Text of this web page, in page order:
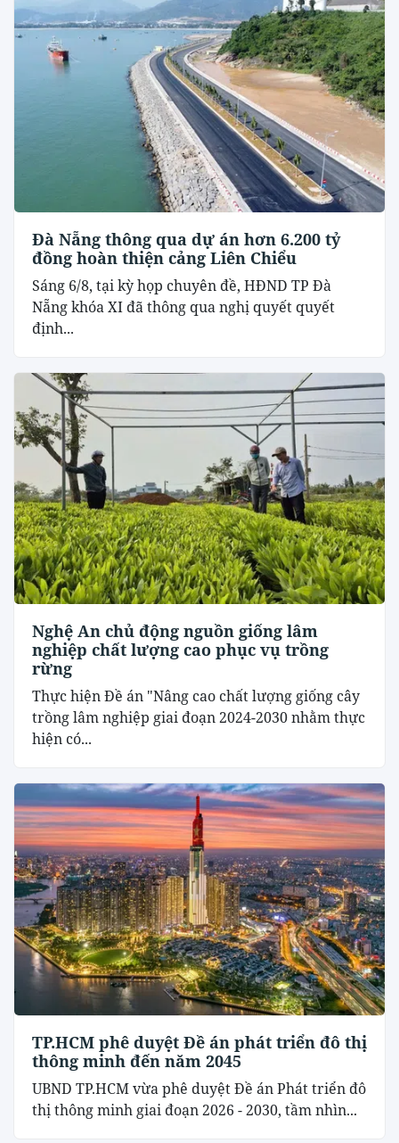
Đà Nẵng thông qua dự án hơn 6.200 tỷ
đồng hoàn thiện cảng Liên Chiểu
Sáng 6/8, tại kỳ họp chuyên đề, HĐND TP Đà
Nẵng khóa XI đã thông qua nghị quyết quyết
định...
Nghệ An chủ động nguồn giống lâm
nghiệp chất lượng cao phục vụ trồng
rừng
Thực hiện Đề án "Nâng cao chất lượng giống cây
trồng lâm nghiệp giai đoạn 2024-2030 nhằm thực
hiện có...
TP.HCM phê duyệt Đề án phát triển đô thị
thông minh đến năm 2045
UBND TP.HCM vừa phê duyệt Đề án Phát triển đô
thị thông minh giai đoạn 2026 - 2030, tầm nhìn...